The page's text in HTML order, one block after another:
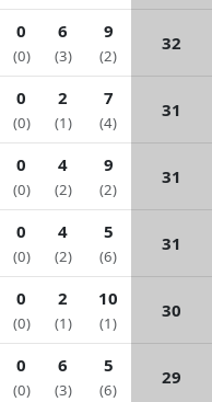
0
(0)
6
(3)
9
(2)
32
0
(0)
2
(1)
7
(4)
31
0
(0)
4
(2)
9
(2)
31
0
(0)
4
(2)
5
(6)
31
0
(0)
2
(1)
10
(1)
30
0
(0)
6
(3)
5
(6)
29